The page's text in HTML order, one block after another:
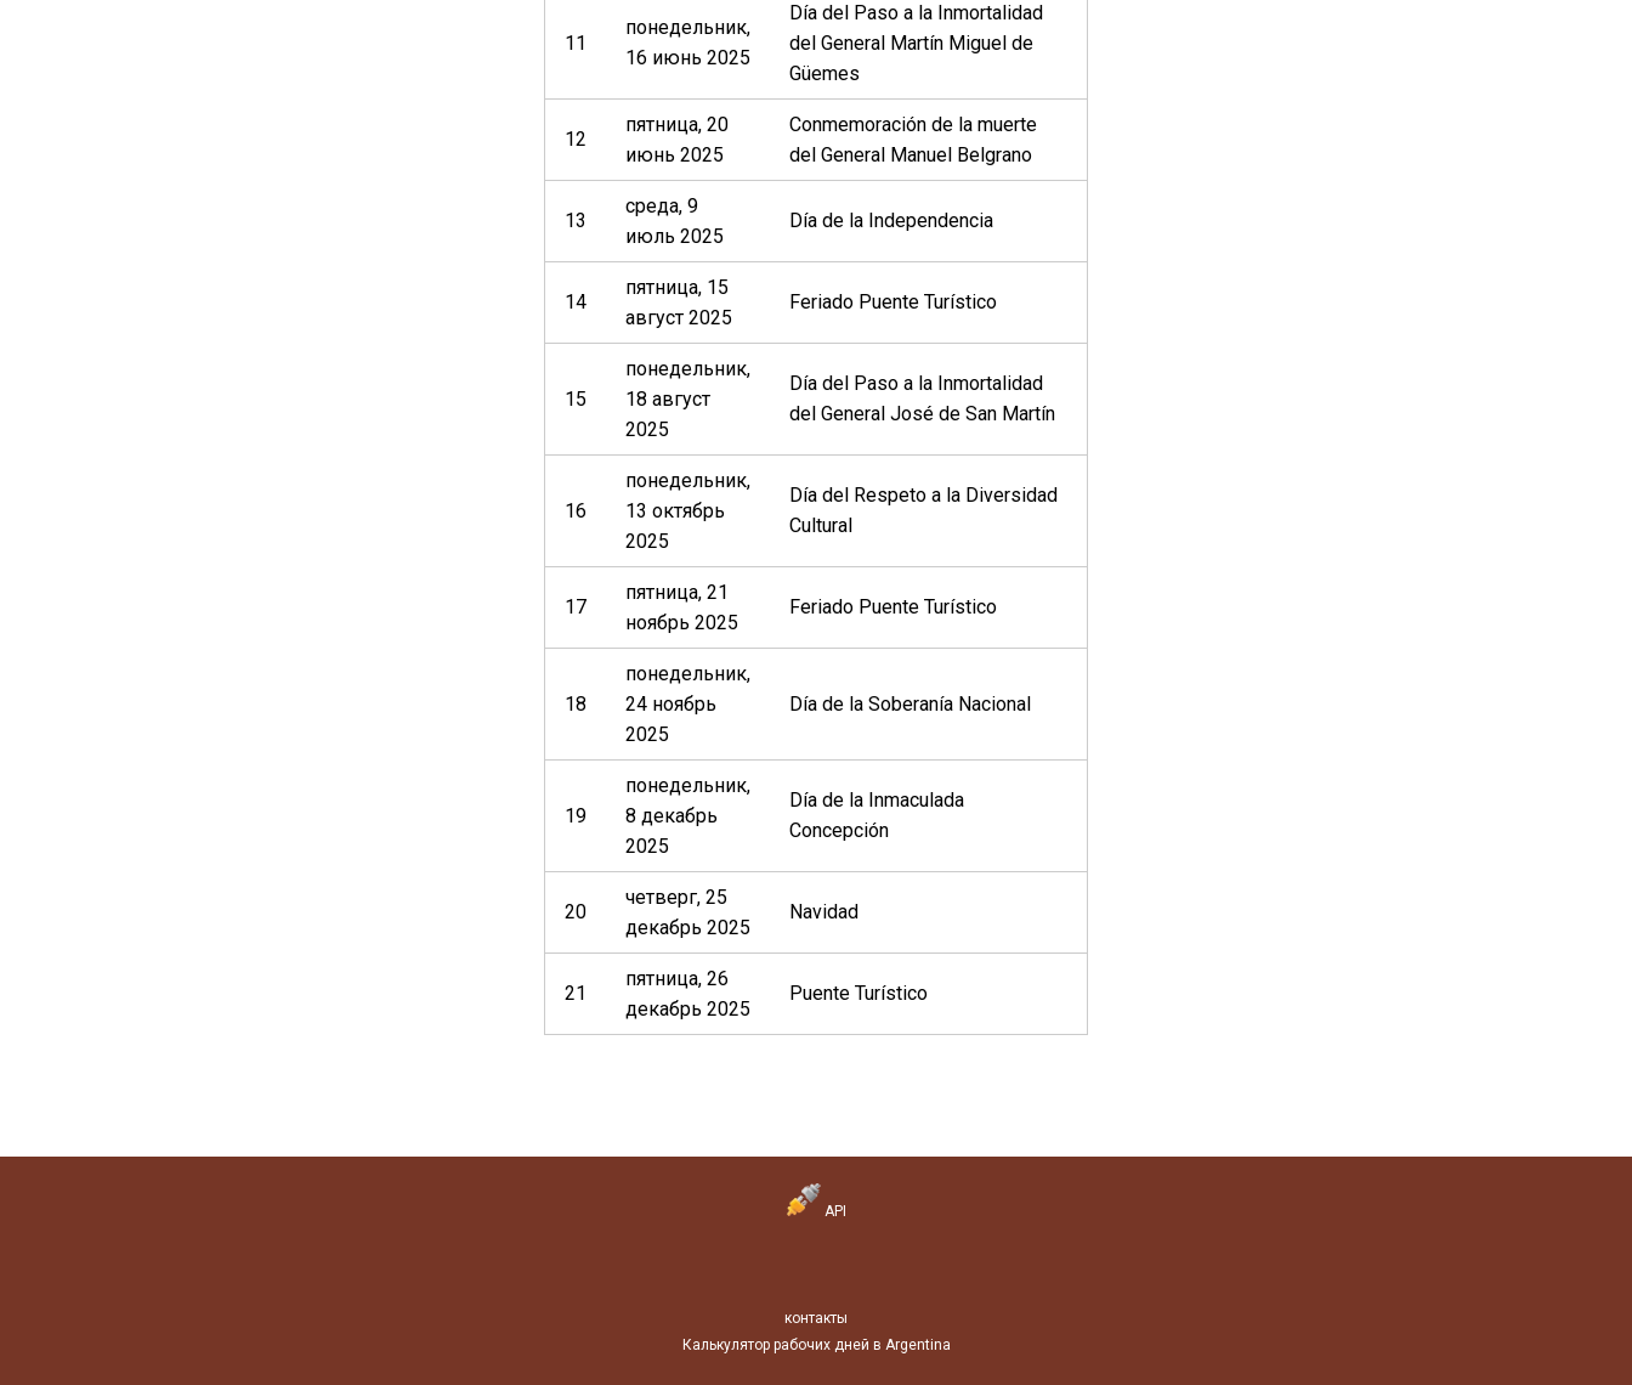
11
понедельник,
16 июнь 2025
Día del Paso a la Inmortalidad
del General Martín Miguel de
Güemes
12
пятница, 20
июнь 2025
Conmemoración de la muerte
del General Manuel Belgrano
13
среда, 9
июль 2025
Día de la Independencia
14
пятница, 15
август 2025
Feriado Puente Turístico
15
понедельник,
18 август
2025
Día del Paso a la Inmortalidad
del General José de San Martín
16
понедельник,
13 октябрь
2025
Día del Respeto a la Diversidad
Cultural
17
пятница, 21
ноябрь 2025
Feriado Puente Turístico
18
понедельник,
24 ноябрь
2025
Día de la Soberanía Nacional
19
понедельник,
8 декабрь
2025
Día de la Inmaculada
Concepción
20
четверг, 25
декабрь 2025
Navidad
21
пятница, 26
декабрь 2025
Puente Turístico
API
контакты
Калькулятор рабочих дней в Argentina